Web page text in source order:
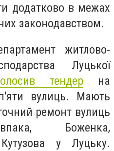
додатково в межах
законодавством.
житлово-
Луцької
тендер на
вулиць. Мають
ремонт вулиць
Боженка,
у Луцьку.